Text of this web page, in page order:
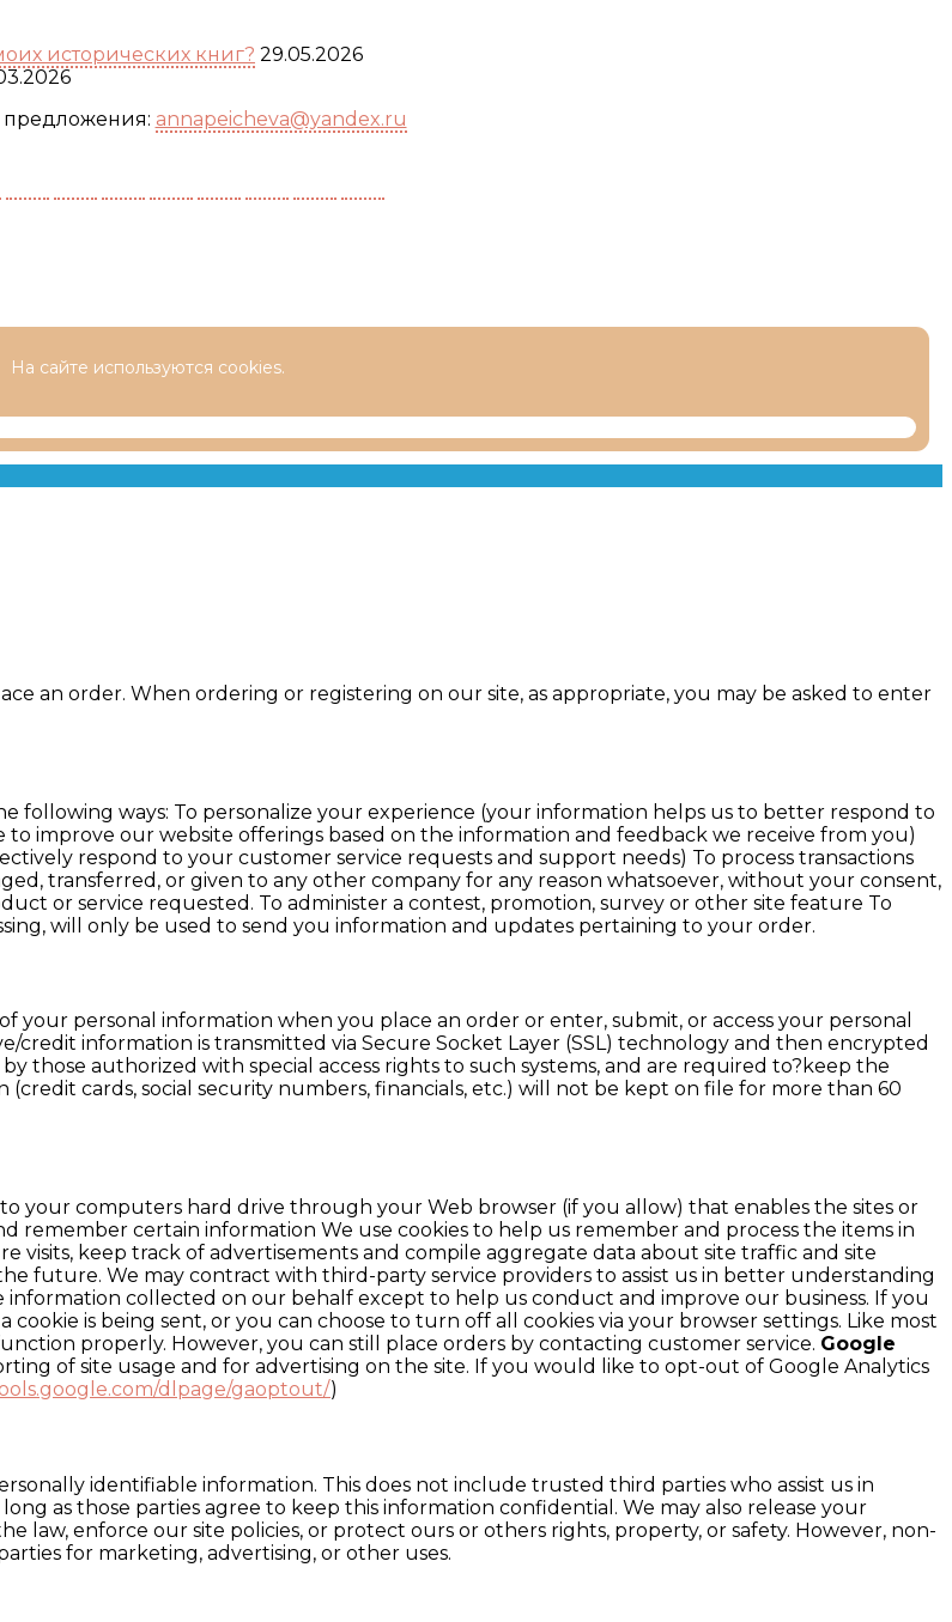
исторических книг? 29.05.2026
annapeicheva@yandex.ru
На сайте используются cookies.
an order. When ordering or registering on our site, as appropriate, you may be asked to enter
following ways: To personalize your experience (your information helps us to better respond to
improve our website offerings based on the information and feedback we receive from you)
respond to your customer service requests and support needs) To process transactions
transferred, or given to any other company for any reason whatsoever, without your consent,
or service requested. To administer a contest, promotion, survey or other site feature To
will only be used to send you information and updates pertaining to your order.
your personal information when you place an order or enter, submit, or access your personal
credit information is transmitted via Secure Socket Layer (SSL) technology and then encrypted
those authorized with special access rights to such systems, and are required to?keep the
cards, social security numbers, financials, etc.) will not be kept on file for more than 60
to your computers hard drive through your Web browser (if you allow) that enables the sites or
remember certain information We use cookies to help us remember and process the items in
keep track of advertisements and compile aggregate data about site traffic and site
future. We may contract with third-party service providers to assist us in better understanding
collected on our behalf except to help us conduct and improve our business. If you
is being sent, or you can choose to turn off all cookies via your browser settings. Like most
properly. However, you can still place orders by contacting customer service. Google
of site usage and for advertising on the site. If you would like to opt-out of Google Analytics
dlpage/gaoptout/)
identifiable information. This does not include trusted third parties who assist us in
as those parties agree to keep this information confidential. We may also release your
law, enforce our site policies, or protect ours or others rights, property, or safety. However, non-
for marketing, advertising, or other uses.